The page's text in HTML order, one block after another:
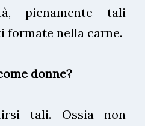
pienamente tali
formate nella carne.
donne?
tali. Ossia non